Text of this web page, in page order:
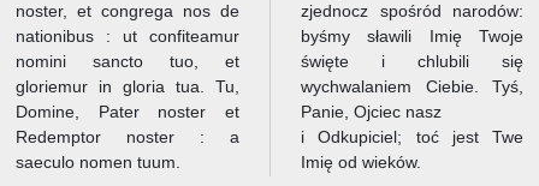
noster, et congrega nos de
nationibus : ut confiteamur
nomini sancto tuo, et
gloriemur in gloria tua. Tu,
Domine, Pater noster et
Redemptor noster : a
saeculo nomen tuum.
zjednocz spośród narodów:
byśmy sławili Imię Twoje
święte i chlubili się
wychwalaniem Ciebie. Tyś,
Panie, Ojciec nasz
i Odkupiciel; toć jest Twe
Imię od wieków.